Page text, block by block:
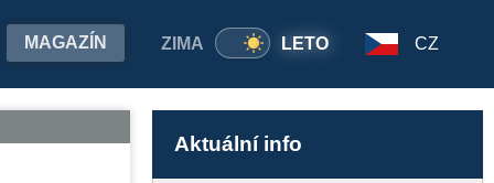
ZIMA LETO
MAGAZÍN CZ
Aktuální info